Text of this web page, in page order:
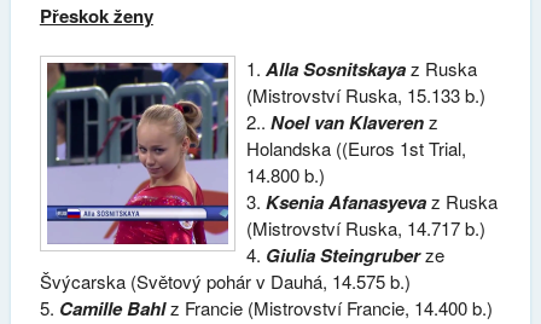
Přeskok ženy
1.Alla Sosnitskayaz Ruska
(Mistrovství Ruska, 15.133 b.)
2..Noel van Klaverenz
Holandska ((Euros 1st Trial,
14.800 b.)
3.Ksenia Afanasyevaz Ruska
(Mistrovství Ruska, 14.717 b.)
4. Giulia Steingruberze
Švýcarska (Světový pohár v Dauhá, 14.575 b.)
5. Camille Bahlz Francie (Mistrovství Francie, 14.400 b.)